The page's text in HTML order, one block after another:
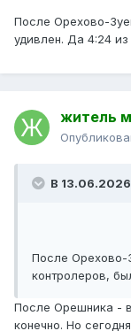
После Орехово-
удивлен. Да 4:24
житель
В 13.06.2026
После Орехово-
контролеров,
После Орешника -
конечно. Но